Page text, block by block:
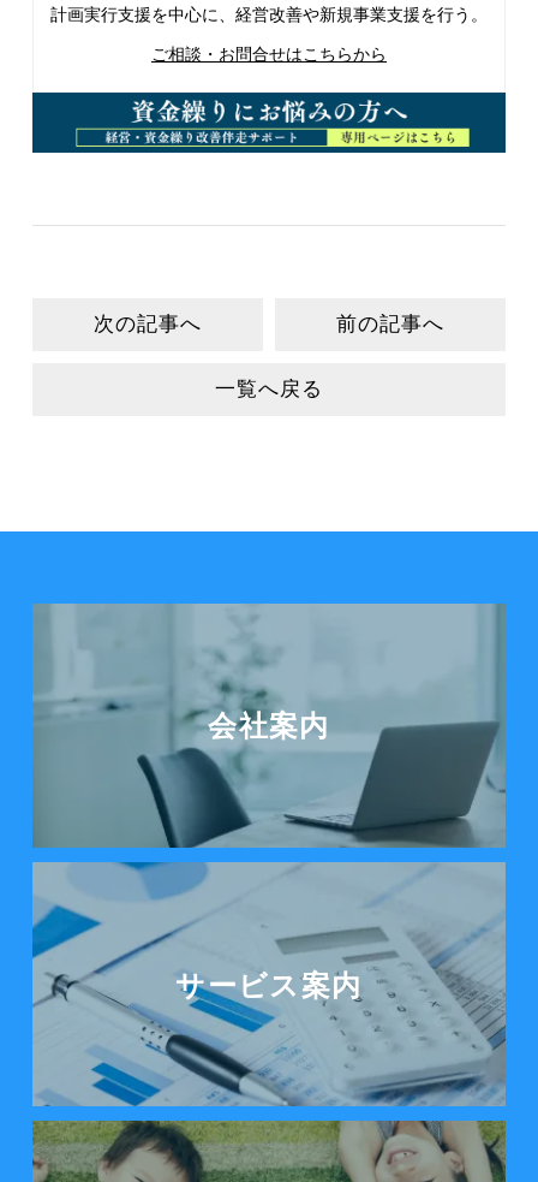
計画実行支援を中心に、経営改善や新規事業支援を行う。
ご相談・お問合せはこちらから
次の記事へ 前の記事へ
一覧へ戻る
会社案内
サービス案内
サービス案内をみる
ノーティカルの想いを見る